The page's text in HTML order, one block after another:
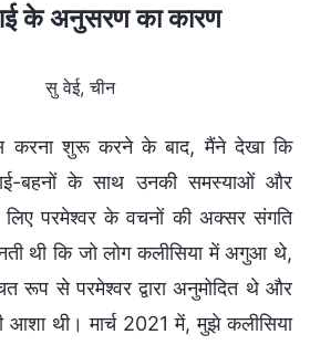
के अनुसरण का कारण
सु वेई, चीन
करना शुरू करने के बाद, मैंने देखा कि
बहनों के साथ उनकी समस्याओं और
परमेश्वर के वचनों की अक्सर संगति
थी कि जो लोग कलीसिया में अगुआ थे,
रूप से परमेश्वर द्वारा अनुमोदित थे और
आशा थी। मार्च 2021 में, मुझे कलीसिया